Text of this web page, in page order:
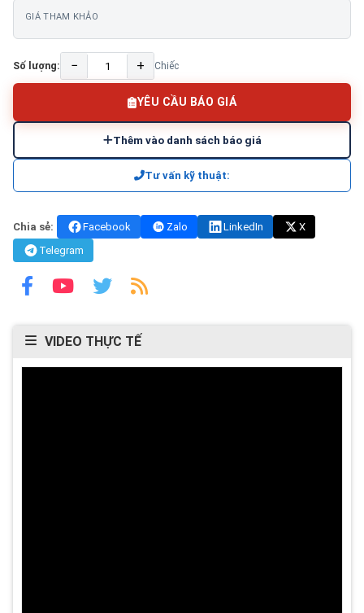
GIÁ THAM KHẢO
Số lượng: − + Chiếc
YÊU CẦU BÁO GIÁ
Thêm vào danh sách báo giá
Tư vấn kỹ thuật:
Chia sẻ: Facebook Zalo LinkedIn
X
Telegram
VIDEO THỰC TẾ